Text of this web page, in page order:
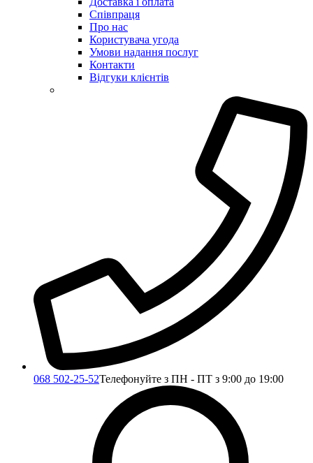
Співпраця
Про нас
Користувача угода
Умови надання послуг
Контакти
Відгуки клієнтів
068 502-25-52Телефонуйте з ПН - ПТ з 9:00 до 19:00